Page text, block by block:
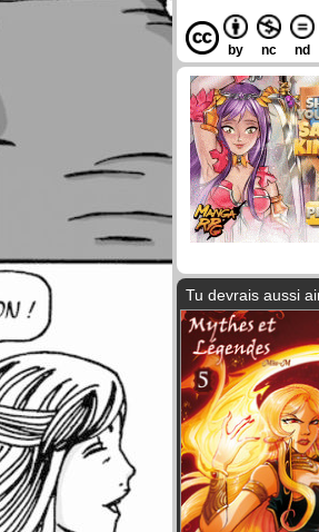
by nc nd
Tu devrais aussi